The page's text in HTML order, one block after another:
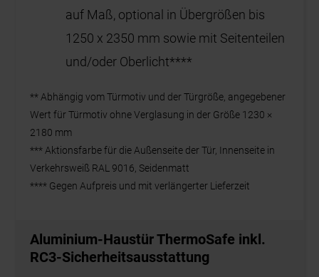
auf Maß, optional in Übergrößen bis
1250 x 2350 mm sowie mit Seitenteilen
und/oder Oberlicht****
** Abhängig vom Türmotiv und der Türgröße, angegebener
Wert für Türmotiv ohne Verglasung in der Größe 1230 ×
2180 mm
*** Aktionsfarbe für die Außenseite der Tür, Innenseite in
Verkehrsweiß RAL 9016, Seidenmatt
**** Gegen Aufpreis und mit verlängerter Lieferzeit
Aluminium-Haustür ThermoSafe inkl.
RC3-Sicherheitsausstattung